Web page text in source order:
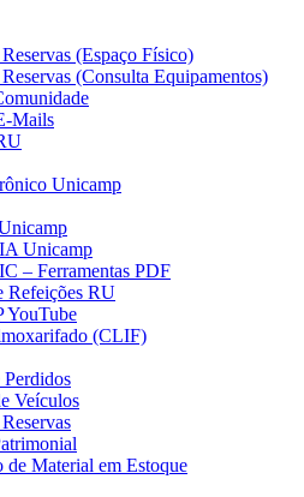
(Espaço Físico)
(Consulta Equipamentos)
Mails
Unicamp
Unicamp
– Ferramentas PDF
Refeições RU
YouTube
(CLIF)
Perdidos
Veículos
de Material em Estoque